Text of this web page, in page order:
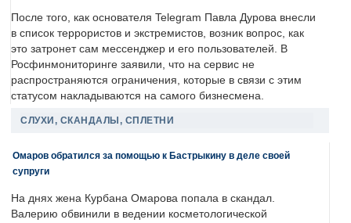
После того, как основателя Telegram Павла Дурова внесли
в список террористов и экстремистов, возник вопрос, как
это затронет сам мессенджер и его пользователей. В
Росфинмониторинге заявили, что на сервис не
распространяются ограничения, которые в связи с этим
статусом накладываются на самого бизнесмена.
СЛУХИ, СКАНДАЛЫ, СПЛЕТНИ
Омаров обратился за помощью к Бастрыкину в деле своей
супруги
На днях жена Курбана Омарова попала в скандал.
Валерию обвинили в ведении косметологической